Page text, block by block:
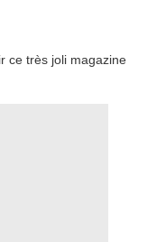
ce très joli magazine